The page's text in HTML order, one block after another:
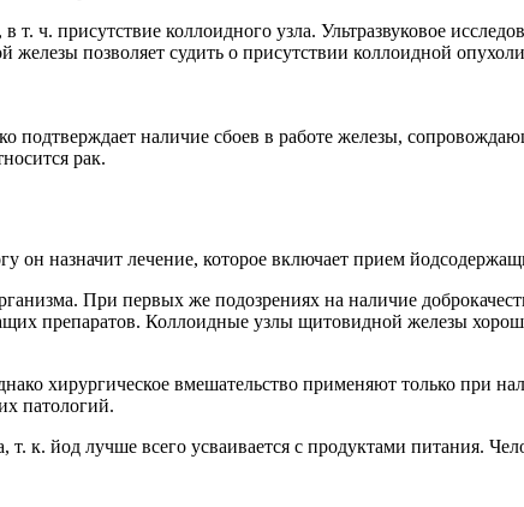
присутствие коллоидного узла. Ультразвуковое
позволяет судить о присутствии коллоидной
наличие сбоев в работе железы,
рак.
он назначит лечение, которое включает прием
При первых же подозрениях на наличие
препаратов. Коллоидные узлы щитовидной железы
хирургическое вмешательство применяют только при
патологий.
к. йод лучше всего усваивается с продуктами питания.